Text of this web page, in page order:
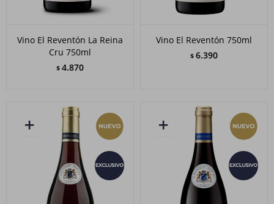
Vino El Reventón La Reina
Cru 750ml
$ 4.870
Vino El Reventón 750ml
$ 6.390